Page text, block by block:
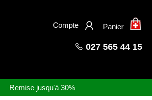
Compte Panier
027 565 44 15
Remise jusqu'à 30%